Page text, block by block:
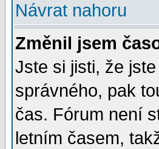
Návrat nahoru
Změnil jsem
Jste si jisti, že
správného, pak
čas. Fórum není
letním časem,